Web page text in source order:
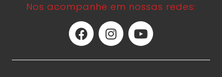
Nos acompanhe em nossas redes: